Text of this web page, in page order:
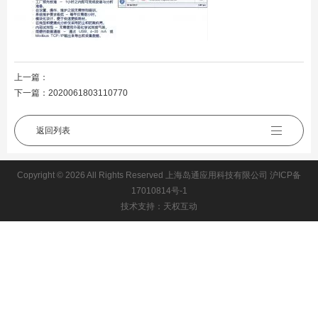
上一篇：
下一篇： 2020061803110770
返回列表
Copyright © 2026 All Rights Reserved 上海岛通应用科技有限公司 沪ICP备
17010814号-1
技术支持：天权互动